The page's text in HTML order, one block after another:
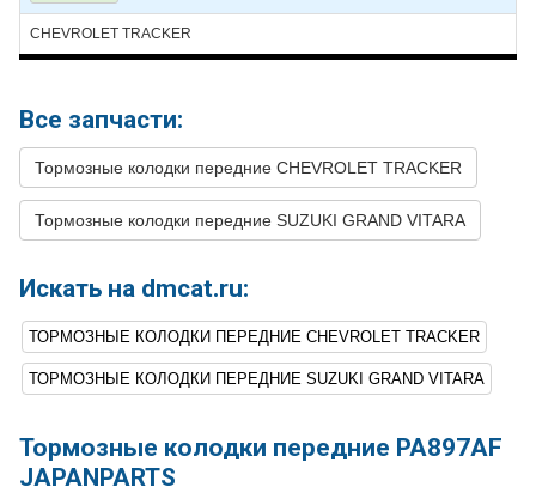
12 CHEVROLET TRACKER 2000 L4 2.0L
13 CHEVROLET TRACKER 1999 L4 1.6L
CHEVROLET TRACKER
Все запчасти:
Тормозные колодки передние CHEVROLET TRACKER
Тормозные колодки передние SUZUKI GRAND VITARA
Искать на dmcat.ru:
ТОРМОЗНЫЕ КОЛОДКИ ПЕРЕДНИЕ CHEVROLET TRACKER
ТОРМОЗНЫЕ КОЛОДКИ ПЕРЕДНИЕ SUZUKI GRAND VITARA
Тормозные колодки передние PA897AF
JAPANPARTS